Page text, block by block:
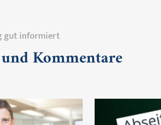
gut informiert
Kommentare